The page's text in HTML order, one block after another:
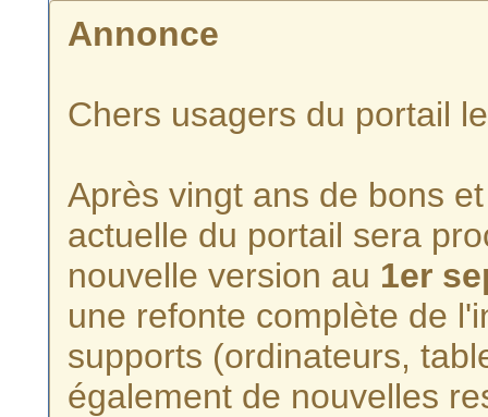
Annonce
Chers usagers du portail
Après vingt ans de bons
actuelle du portail sera
nouvelle version au 1er
une refonte complète de
supports (ordinateurs,
également de nouvelles